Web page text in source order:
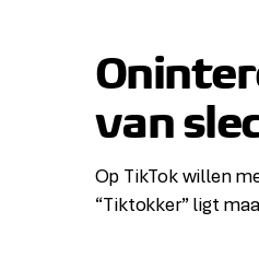
van
Op TikTok willen
“Tiktokker” ligt